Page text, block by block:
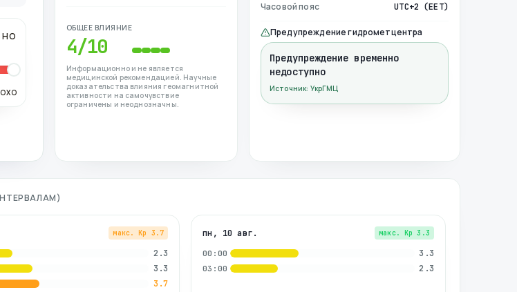
ОБЩЕЕ ВЛИЯНИЕ
4/10
Информационно и не является
медицинской рекомендацией. Научные
доказательства влияния геомагнитной
активности на самочувствие
ограничены и неоднозначны.
Часовой пояс UTC+2 (EET)
Предупреждение гидрометцентра
Предупреждение временно
недоступно
Источник: УкрГМЦ
макс. Kp 3.7
2.3
3.3
3.7
пн, 10 авг. макс. Kp 3.3
00:00 3.3
03:00 2.3